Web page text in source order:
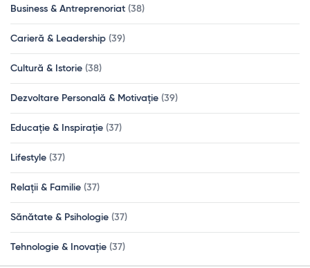
Business & Antreprenoriat (38)
Carieră & Leadership (39)
Cultură & Istorie (38)
Dezvoltare Personală & Motivație (39)
Educație & Inspirație (37)
Lifestyle (37)
Relații & Familie (37)
Sănătate & Psihologie (37)
Tehnologie & Inovație (37)